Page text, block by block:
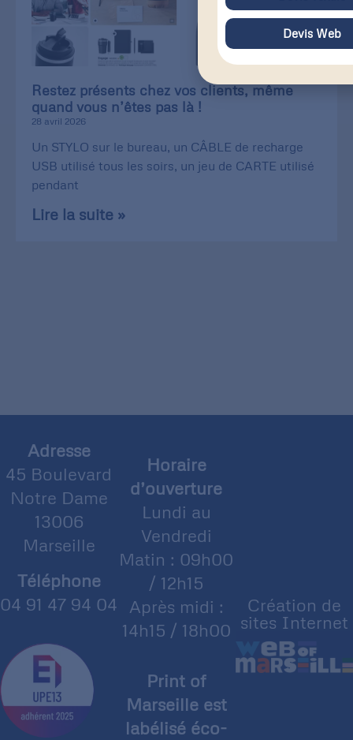
Restez présents chez vos clients, même
quand vous n’êtes pas là !
28 avril 2026
Un STYLO sur le bureau, un CÂBLE de recharge
USB utilisé tous les soirs, un jeu de CARTE utilisé
pendant
Lire la suite »
Adresse
45 Boulevard
Notre Dame
13006
Marseille
Téléphone
04 91 47 94 04
Horaire
d’ouverture
Lundi au
Vendredi
Matin : 09h00
/ 12h15
Après midi :
14h15 / 18h00
Print of
Marseille est
labélisé éco-
Création de
sites Internet
Devis Web